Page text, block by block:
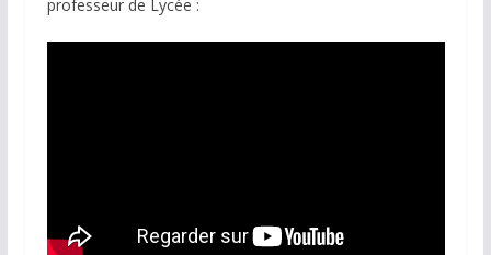
professeur de Lycée :